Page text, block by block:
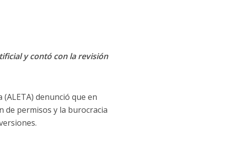
y contó con la revisión
denunció que en
de permisos y la burocracia